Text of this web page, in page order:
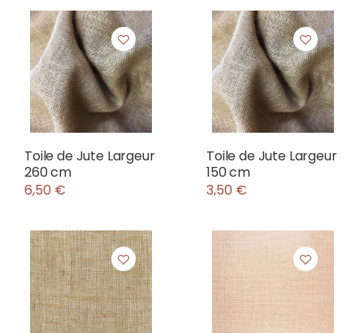
Toile de Jute Largeur
260 cm
6,50 €
Toile de Jute Largeur
150 cm
3,50 €